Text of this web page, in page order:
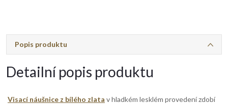
Popis produktu
Detailní popis produktu
Visací náušnice z bílého zlata v hladkém lesklém provedenízdobí